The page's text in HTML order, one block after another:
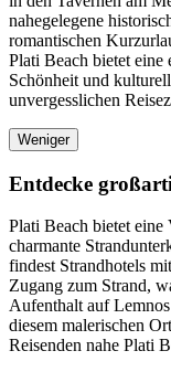
nahegelegene
romantischen
Plati Beach bietet
Schönheit und
unvergesslichen
Weniger
Entdecke
Plati Beach bietet
charmante
findest Strandhotels
Zugang zum Strand,
Aufenthalt auf
diesem malerischen
Reisenden nahe Plati